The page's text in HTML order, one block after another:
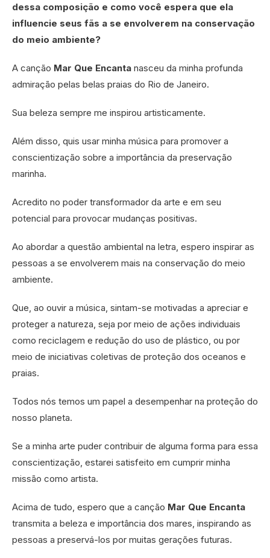
dessa composição e como você espera que ela
influencie seus fãs a se envolverem na conservação
do meio ambiente?
A canção Mar Que Encanta nasceu da minha profunda
admiração pelas belas praias do Rio de Janeiro.
Sua beleza sempre me inspirou artisticamente.
Além disso, quis usar minha música para promover a
conscientização sobre a importância da preservação
marinha.
Acredito no poder transformador da arte e em seu
potencial para provocar mudanças positivas.
Ao abordar a questão ambiental na letra, espero inspirar as
pessoas a se envolverem mais na conservação do meio
ambiente.
Que, ao ouvir a música, sintam-se motivadas a apreciar e
proteger a natureza, seja por meio de ações individuais
como reciclagem e redução do uso de plástico, ou por
meio de iniciativas coletivas de proteção dos oceanos e
praias.
Todos nós temos um papel a desempenhar na proteção do
nosso planeta.
Se a minha arte puder contribuir de alguma forma para essa
conscientização, estarei satisfeito em cumprir minha
missão como artista.
Acima de tudo, espero que a canção Mar Que Encanta
transmita a beleza e importância dos mares, inspirando as
pessoas a preservá-los por muitas gerações futuras.